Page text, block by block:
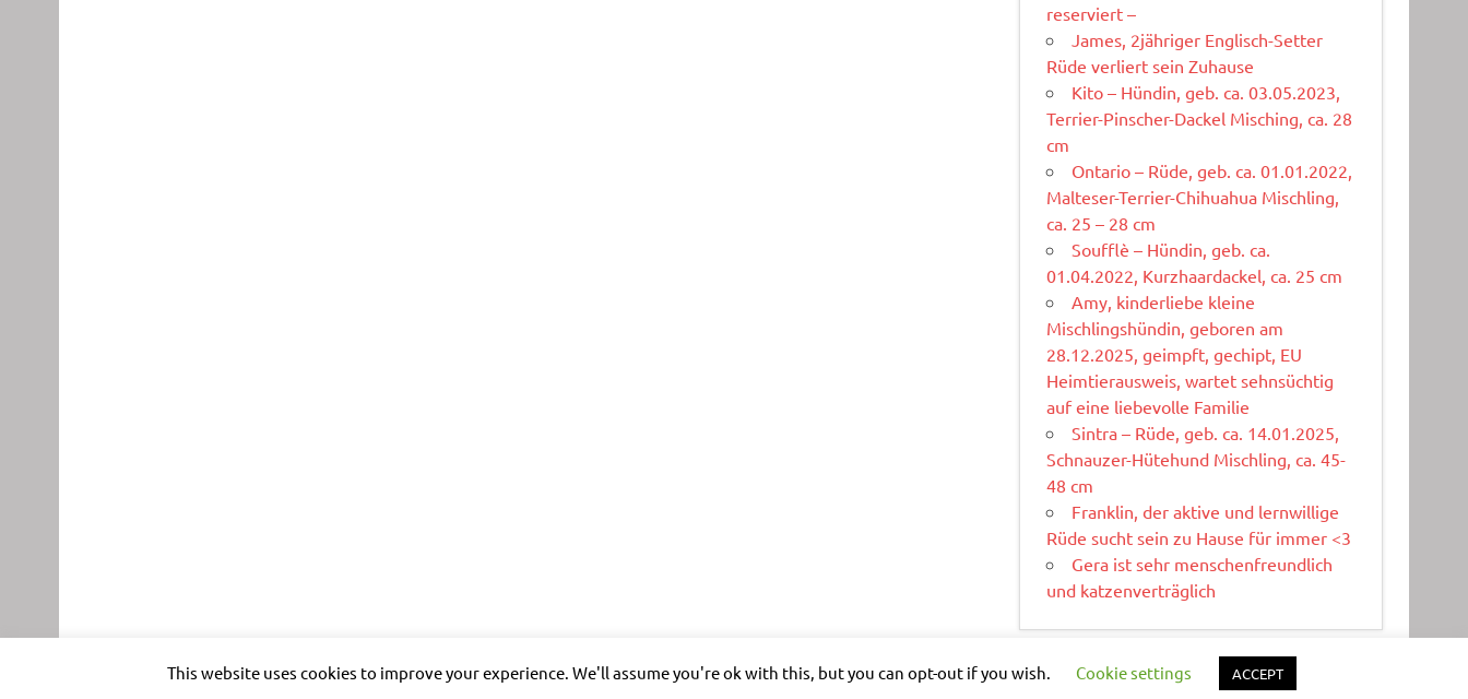
reserviert –
James, 2jähriger Englisch-Setter
Rüde verliert sein Zuhause
Kito – Hündin, geb. ca. 03.05.2023,
Terrier-Pinscher-Dackel Misching, ca. 28
cm
Ontario – Rüde, geb. ca. 01.01.2022,
Malteser-Terrier-Chihuahua Mischling,
ca. 25 – 28 cm
Soufflè – Hündin, geb. ca.
01.04.2022, Kurzhaardackel, ca. 25 cm
Amy, kinderliebe kleine
Mischlingshündin, geboren am
28.12.2025, geimpft, gechipt, EU
Heimtierausweis, wartet sehnsüchtig
auf eine liebevolle Familie
Sintra – Rüde, geb. ca. 14.01.2025,
Schnauzer-Hütehund Mischling, ca. 45-
48 cm
Franklin, der aktive und lernwillige
Rüde sucht sein zu Hause für immer <3
Gera ist sehr menschenfreundlich
und katzenverträglich
Datenschutz Nutzungsbedingungen allgem. Information WordPress-Theme: Dynamic News von ThemeZee.
This website uses cookies to improve your experience. We'll assume you're ok with this, but you can opt-out if you wish. Cookie settings ACCEPT